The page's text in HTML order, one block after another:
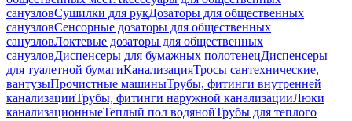
санузловСушилки для рукДозаторы для общественных
санузловСенсорные дозаторы для общественных
санузловЛоктевые дозаторы для общественных
санузловДиспенсеры для бумажных полотенецДиспенсеры
для туалетной бумагиКанализацияТросы сантехнические,
вантузыПрочистные машиныТрубы, фитинги внутренней
канализацииТрубы, фитинги наружной канализацииЛюки
канализационныеТеплый пол водянойТрубы для теплого